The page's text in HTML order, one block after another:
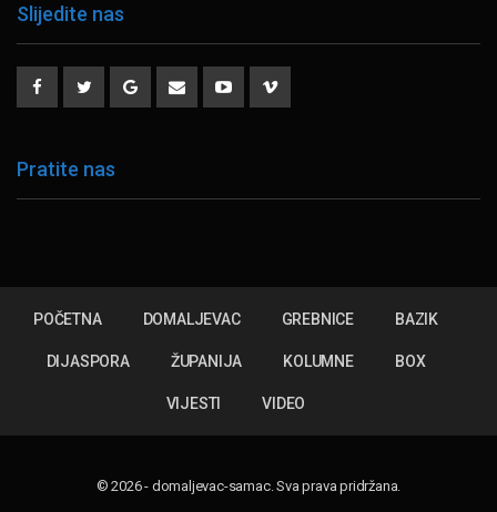
Slijedite nas
Pratite nas
POČETNA DOMALJEVAC GREBNICE BAZIK
DIJASPORA ŽUPANIJA KOLUMNE BOX
VIJESTI VIDEO
© 2026 - domaljevac-samac. Sva prava pridržana.